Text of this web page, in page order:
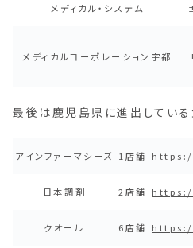
メディカル・システム
メディカルコーポレーション宇都
最後は鹿児島県に進出してい
アインファーマシーズ 1店舗
日本調剤 2店舗
クオール 6店舗